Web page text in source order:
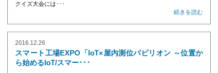
クイズ大会には･･･
続きを読む
2016.12.26
スマート工場EXPO「IoT×屋内測位パビリオン ～位置か
ら始めるIoT/スマー･･･